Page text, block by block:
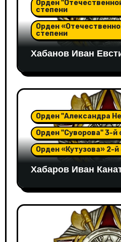
Орден
степени
Орден
степени
Хабанов Иван
Орден "Александра
Орден "Суворова" 3-й
Орден «Кутузова» 2-й
Хабаров Иван